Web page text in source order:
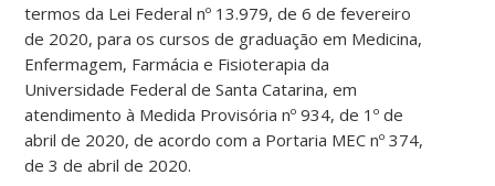
termos da Lei Federal nº 13.979, de 6 de fevereiro
de 2020, para os cursos de graduação em Medicina,
Enfermagem, Farmácia e Fisioterapia da
Universidade Federal de Santa Catarina, em
atendimento à Medida Provisória nº 934, de 1º de
abril de 2020, de acordo com a Portaria MEC nº 374,
de 3 de abril de 2020.